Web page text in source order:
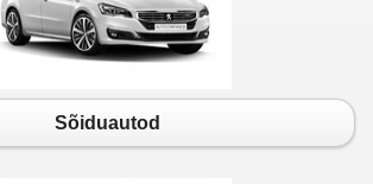
Sõiduautod